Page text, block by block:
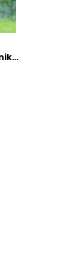
E-Book Erbsünde Bluse - Tunika Bertioga